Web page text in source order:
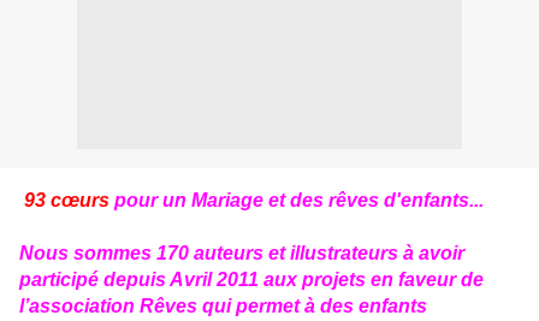
93 cœurs pour un Mariage et des rêves d'enfants...
Nous sommes 170 auteurs et illustrateurs à avoir
participé depuis Avril 2011 aux projets en faveur de
l’association Rêves qui permet à des enfants